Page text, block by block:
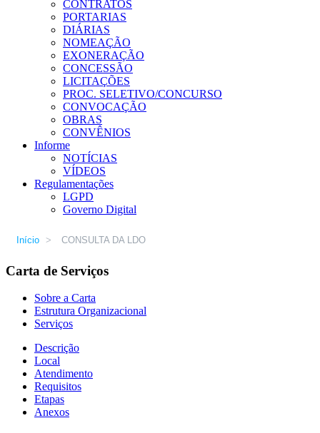
CONTRATOS
PORTARIAS
DIÁRIAS
NOMEAÇÃO
EXONERAÇÃO
CONCESSÃO
LICITAÇÕES
PROC. SELETIVO/CONCURSO
CONVOCAÇÃO
OBRAS
CONVÊNIOS
Informe
NOTÍCIAS
VÍDEOS
Regulamentações
LGPD
Governo Digital
Início > CONSULTA DA LDO
Carta de Serviços
Sobre a Carta
Estrutura Organizacional
Serviços
Descrição
Local
Atendimento
Requisitos
Etapas
Anexos